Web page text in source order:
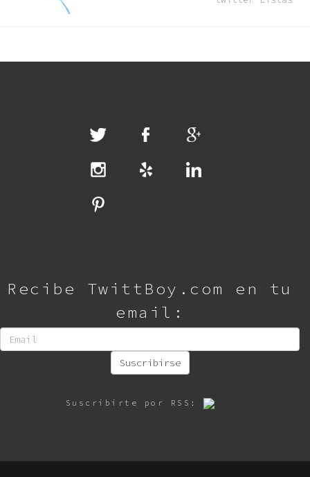
Recibe TwittBoy.com en tu
email:
Suscribirse
Suscribirte por RSS: